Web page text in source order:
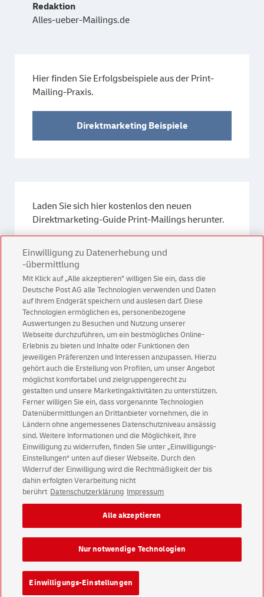
Redaktion
Alles-ueber-Mailings.de
Hier finden Sie Erfolgsbeispiele aus der Print-
Mailing-Praxis.
Direktmarketing Beispiele
Laden Sie sich hier kostenlos den neuen
Direktmarketing-Guide Print-Mailings herunter.
Direktmarketing-Guide
Kontakt
Datenschutz & Cookies
Rechtliche Hinweise
Einwilligungs-Einstellungen
Konzern Karriere Presse
Einwilligung zu Datenerhebung und
-übermittlung
Mit Klick auf „Alle akzeptieren” willigen Sie ein, dass die
Deutsche Post AG alle Technologien verwenden und Daten
auf Ihrem Endgerät speichern und auslesen darf. Diese
Technologien ermöglichen es, personenbezogene
Auswertungen zu Besuchen und Nutzung unserer
Webseite durchzuführen, um ein bestmögliches Online-
Erlebnis zu bieten und Inhalte oder Funktionen den
jeweiligen Präferenzen und Interessen anzupassen. Hierzu
gehört auch die Erstellung von Profilen, um unser Angebot
möglichst komfortabel und zielgruppengerecht zu
gestalten und unsere Marketingaktivitäten zu unterstützen.
Ferner willigen Sie ein, dass vorgenannte Technologien
Datenübermittlungen an Drittanbieter vornehmen, die in
Ländern ohne angemessenes Datenschutzniveau ansässig
sind. Weitere Informationen und die Möglichkeit, Ihre
Einwilligung zu widerrufen, finden Sie unter „Einwilligungs-
Einstellungen“ unten auf dieser Webseite. Durch den
Widerruf der Einwilligung wird die Rechtmäßigkeit der bis
dahin erfolgten Verarbeitung nicht
berührt Datenschutzerklärung Impressum
Einwilligungs-Einstellungen
Nur notwendige Technologien
Alle akzeptieren